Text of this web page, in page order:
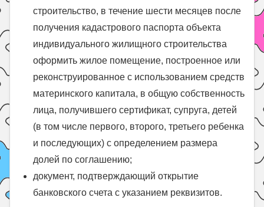
строительство, в течение шести месяцев после
получения кадастрового паспорта объекта
индивидуального жилищного строительства
оформить жилое помещение, построенное или
реконструированное с использованием средств
материнского капитала, в общую собственность
лица, получившего сертификат, супруга, детей
(в том числе первого, второго, третьего ребенка
и последующих) с определением размера
долей по соглашению;
документ, подтверждающий открытие
банковского счета с указанием реквизитов.